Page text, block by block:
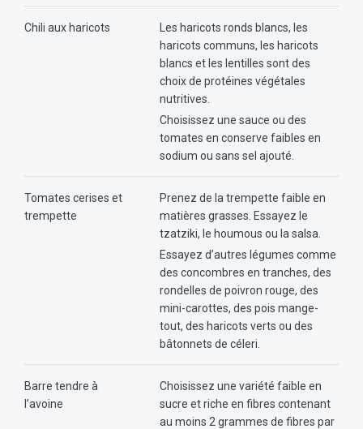
Chili aux haricots
Les haricots ronds blancs, les
haricots communs, les haricots
blancs et les lentilles sont des
choix de protéines végétales
nutritives.
Choisissez une sauce ou des
tomates en conserve faibles en
sodium ou sans sel ajouté.
Tomates cerises et
trempette
Prenez de la trempette faible en
matières grasses. Essayez le
tzatziki, le houmous ou la salsa.
Essayez d’autres légumes comme
des concombres en tranches, des
rondelles de poivron rouge, des
mini-carottes, des pois mange-
tout, des haricots verts ou des
bâtonnets de céleri.
Barre tendre à
l’avoine
Choisissez une variété faible en
sucre et riche en fibres contenant
au moins 2 grammes de fibres par